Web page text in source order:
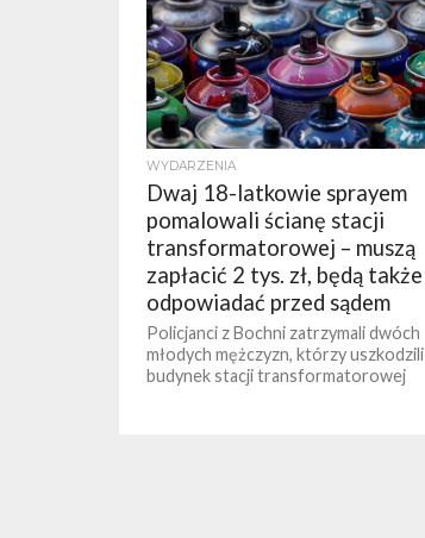
WYDARZENIA
Dwaj 18-latkowie sprayem
pomalowali ścianę stacji
transformatorowej – muszą
zapłacić 2 tys. zł, będą także
odpowiadać przed sądem
Policjanci z Bochni zatrzymali dwóch
młodych mężczyzn, którzy uszkodzili
budynek stacji transformatorowej